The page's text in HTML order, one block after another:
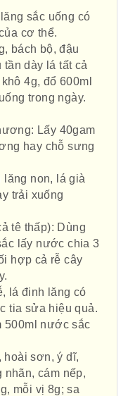
sắc uống có
cơ thể.
bách bộ, đậu
tần dày lá tất cả
4g, đổ 600ml
trong ngày.
Lấy 40gam
hay chỗ sưng
lăng non, lá già
trải xuống
tê thấp): Dùng
lấy nước chia 3
hợp cả rễ cây
lá đinh lăng có
tia sửa hiệu quả.
500ml nước sắc
sơn, ý dĩ,
nhãn, cám nếp,
mỗi vị 8g; sa